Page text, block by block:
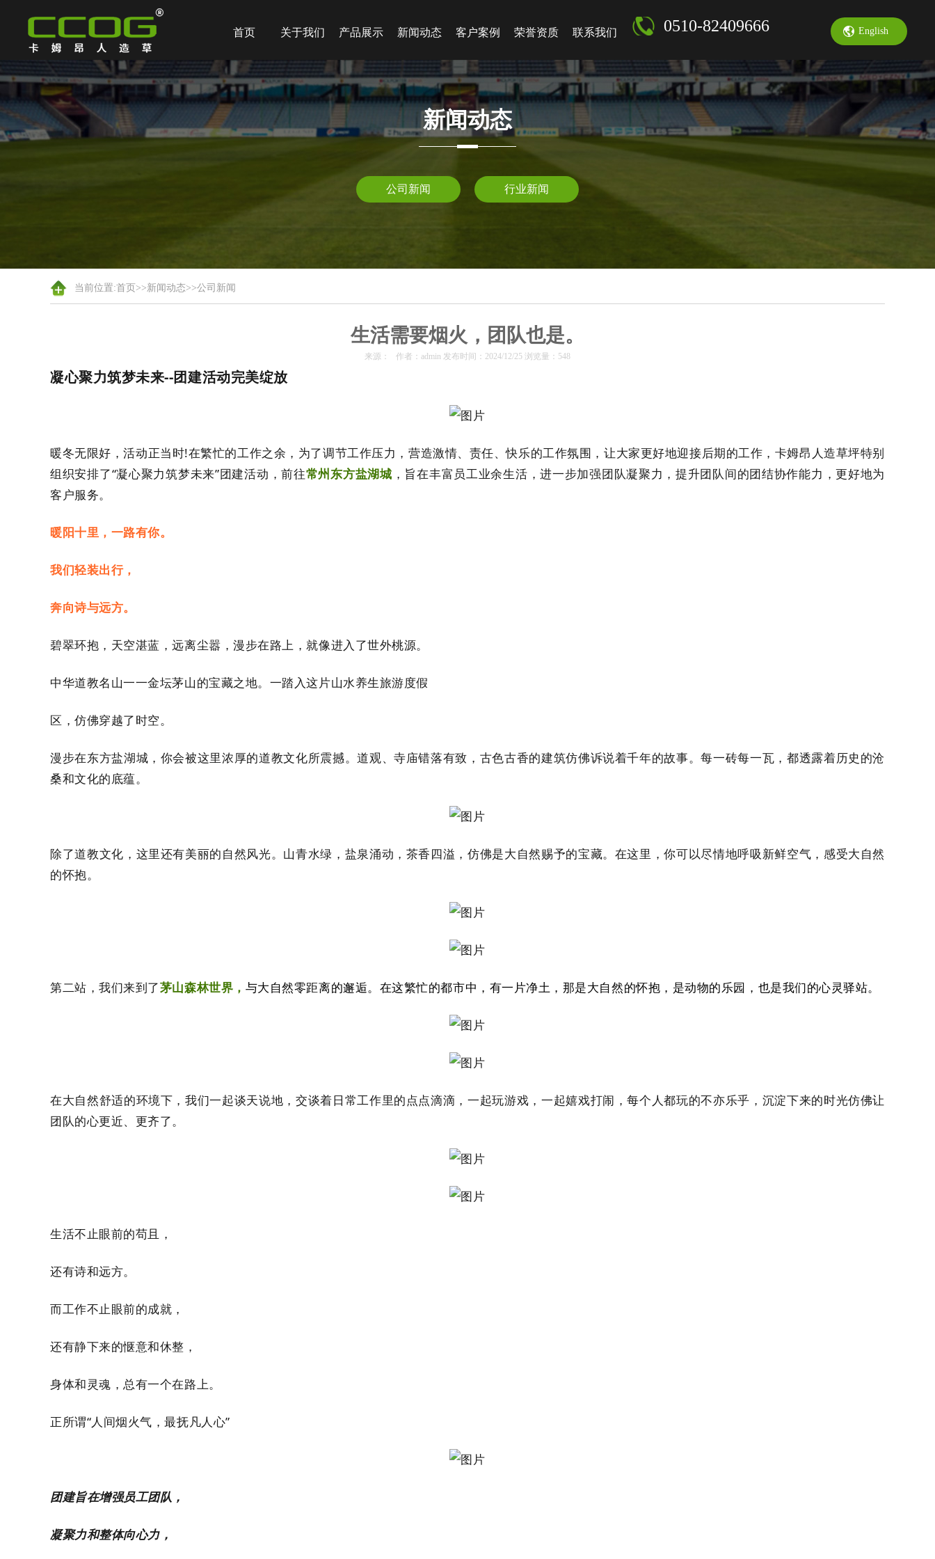
首页 关于我们 产品展示 新闻动态 客户案例 荣誉资质 联系我们 0510-82409666 English
新闻动态
公司新闻 行业新闻
当前位置:首页 >>新闻动态>>公司新闻
生活需要烟火，团队也是。
来源： 作者：admin 发布时间：2024/12/25 浏览量：548
凝心聚力筑梦未来--团建活动完美绽放
暖冬无限好，活动正当时!在繁忙的工作之余，为了调节工作压力，营造激情、责任、快乐的工作氛围，让大家更好地迎接后期的工作，卡姆昂人造草坪特别
组织安排了“凝心聚力筑梦未来”团建活动，前往常州东方盐湖城 ，旨在丰富员工业余生活，进一步加强团队凝聚力，提升团队间的团结协作能力，更好地为
客户服务。
暖阳十里，一路有你。
我们轻装出行，
奔向诗与远方。
碧翠环抱，天空湛蓝，远离尘嚣，漫步在路上，就像进入了世外桃源。
中华道教名山一一金坛茅山的宝藏之地。一踏入这片山水养生旅游度假
区，仿佛穿越了时空。
漫步在东方盐湖城，你会被这里浓厚的道教文化所震撼。道观、寺庙错落有致，古色古香的建筑仿佛诉说着千年的故事。每一砖每一瓦，都透露着历史的沧
桑和文化的底蕴。
除了道教文化，这里还有美丽的自然风光。山青水绿，盐泉涌动，茶香四溢，仿佛是大自然赐予的宝藏。在这里，你可以尽情地呼吸新鲜空气，感受大自然
的怀抱。
第二站，我们来到了茅山森林世界， 与大自然零距离的邂逅。在这繁忙的都市中，有一片净土，那是大自然的怀抱，是动物的乐园，也是我们的心灵驿站。
在大自然舒适的环境下，我们一起谈天说地，交谈着日常工作里的点点滴滴，一起玩游戏，一起嬉戏打闹，每个人都玩的不亦乐乎，沉淀下来的时光仿佛让
团队的心更近、更齐了。
生活不止眼前的苟且，
还有诗和远方。
而工作不止眼前的成就，
还有静下来的惬意和休整，
身体和灵魂，总有一个在路上。
正所谓“人间烟火气，最抚凡人心”
团建旨在增强员工团队，
凝聚力和整体向心力，